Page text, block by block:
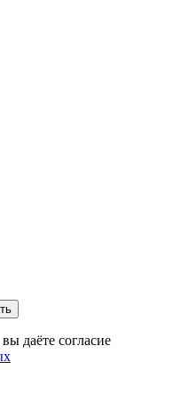
даёте согласие